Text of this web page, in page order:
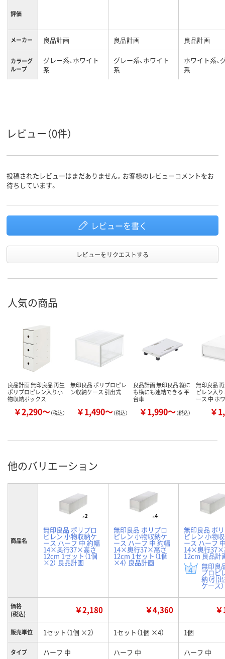
評価
メーカー 良品計画 良品計画 良品計画
カラーグ
ループ
グレー系、ホワイト
系
グレー系、ホワイト
系
ホワイト系、
系
レビュー（0件）
投稿されたレビューはまだありません。お客様のレビューコメントをお
待ちしています。
レビューを書く
レビューをリクエストする
人気の商品
良品計画 無印良品 再生
ポリプロピレン入り小
物収納ボックス
￥2,290～（税込）
無印良品 ポリプロピレ
ン収納ケース 引出式
￥1,490～（税込）
良品計画 無印良品 縦に
も横にも連結できる 平
台車
￥1,990～（税込）
無印良品
ピレン入
ース 中 ホ
￥
他のバリエーション
商品名
無印良品 ポリプロ
ピレン 小物収納ケ
ース ハーフ 中 約幅
14×奥行37×高さ
12cm 1セット（1個
×2） 良品計画
無印良品 ポリプロ
ピレン 小物収納ケ
ース ハーフ 中 約幅
14×奥行37×高さ
12cm 1セット（1個
×4） 良品計画
無印良品 ポ
ピレン 小物
ース ハーフ
14×奥行37×
12cm 良品計
無印良
プロピ
納（引
ケース
価格
(税込)
￥2,180 ￥4,360
販売単位 1セット（1個 ×2） 1セット（1個 ×4） 1個
タイプ ハーフ 中 ハーフ 中 ハーフ 中